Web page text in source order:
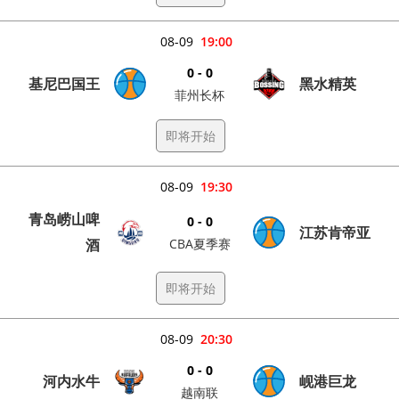
19:00
08-09
基尼巴国王
0 - 0
菲州长杯
黑水精英
即将开始
19:30
08-09
青岛崂山啤
酒
0 - 0
CBA夏季赛
江苏肯帝亚
即将开始
20:30
08-09
河内水牛
0 - 0
越南联
岘港巨龙